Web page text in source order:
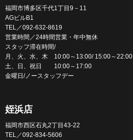
福岡市博多区千代1丁目9－11
AGビルB1
TEL／092-632-8619
営業時間／24時間営業・年中無休
スタッフ滞在時間/
月、火、水、木 10:00～13:00/ 15:00～22:00
土、日、祝日 10:00～17:00
金曜日/ノースタッフデー
姪浜店
福岡市西区石丸2丁目43-22
TEL／092-834-5606